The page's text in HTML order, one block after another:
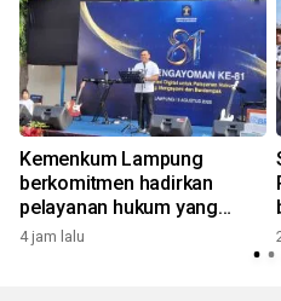
Kemenkum Lampung
berkomitmen hadirkan
pelayanan hukum yang
bermanfaat bagi
4 jam lalu